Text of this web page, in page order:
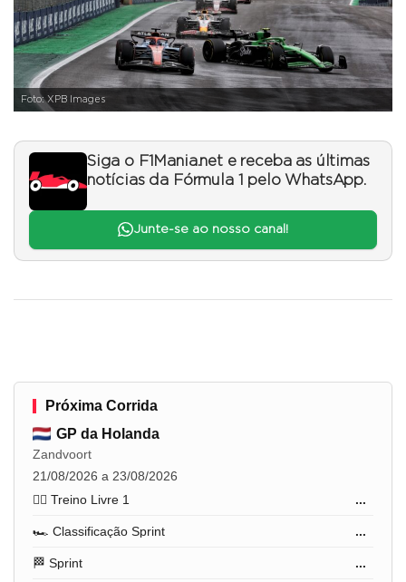
Foto: XPB Images
Siga o F1Mania.net e receba as últimas
notícias da Fórmula 1 pelo WhatsApp.
Junte-se ao nosso canal!
Próxima Corrida
GP da Holanda
Zandvoort
21/08/2026 a 23/08/2026
🏋️‍♂️ Treino Livre 1
...
🏎️ Classificação Sprint ...
🏁 Sprint ...